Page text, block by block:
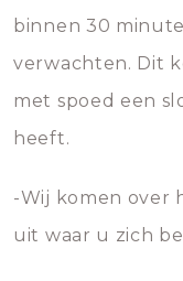
binnen 30
verwachten. Dit
met spoed een
heeft.
-Wij komen over
uit waar u zich